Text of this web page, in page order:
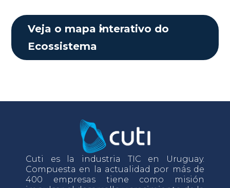
Veja o mapa interativo do
Ecossistema
Cuti es la industria TIC en Uruguay.
Compuesta en la actualidad por más de
400 empresas tiene como misión